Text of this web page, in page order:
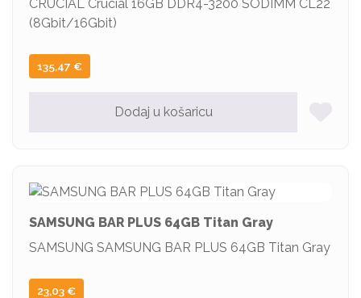
CRUCIAL Crucial 16GB DDR4-3200 SODIMM CL22
(8Gbit/16Gbit)
135,47 €
Dodaj u košaricu
SAMSUNG BAR PLUS 64GB Titan Gray
SAMSUNG SAMSUNG BAR PLUS 64GB Titan Gray
23,03 €